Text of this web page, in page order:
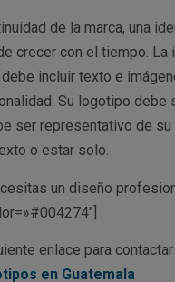
de la marca, una
crecer con el tiempo. La
incluir texto e
Su logotipo debe
ser representativo de su
o estar solo.
un diseño
enlace para
en Guatemala